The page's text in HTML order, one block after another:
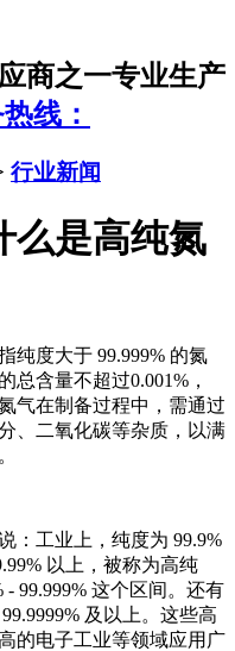
商之一专业生产
线：
行业新闻
么是高纯氮
纯度大于 99.999% 的氮
总含量不超过0.001%，
气在制备过程中，需通过
、二氧化碳等杂质，以满
：工业上，纯度为 99.9%
以上，被称为高纯
99.999% 这个区间。还有
及以上。这些高
的电子工业等领域应用广